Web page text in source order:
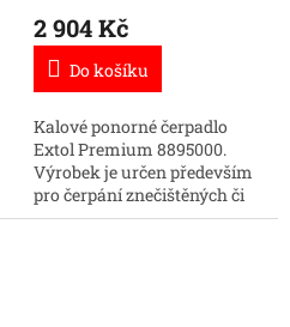
2 904 Kč
Do košíku
Kalové ponorné čerpadlo
Extol Premium 8895000.
Výrobek je určen především
pro čerpání znečištěných či
odpadních vod. Zároveň je